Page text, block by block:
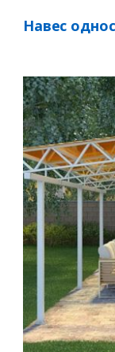
Навес